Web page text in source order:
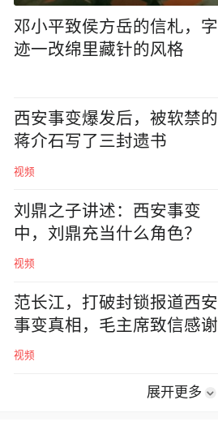
邓小平致侯方岳的信札，字
迹一改绵里藏针的风格
西安事变爆发后，被软禁的
蒋介石写了三封遗书
视频
刘鼎之子讲述：西安事变
中，刘鼎充当什么角色？
视频
范长江，打破封锁报道西安
事变真相，毛主席致信感谢
视频
展开更多